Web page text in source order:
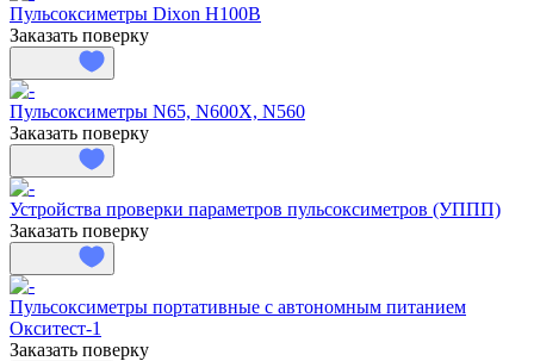
Пульсоксиметры Dixon H100B
Заказать поверку
Пульсоксиметры N65, N600X, N560
Заказать поверку
Устройства проверки параметров пульсоксиметров (УППП)
Заказать поверку
Пульсоксиметры портативные с автономным питанием
Окситест-1
Заказать поверку